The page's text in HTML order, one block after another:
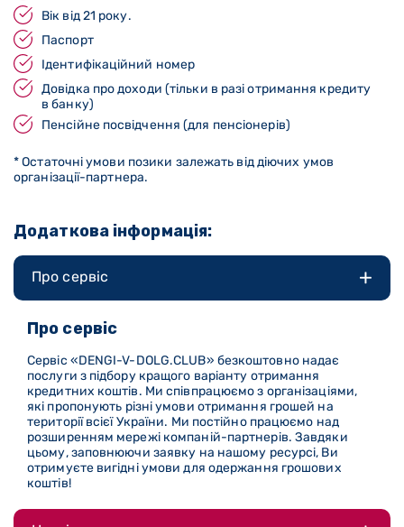
Вік від 21 року.
Паспорт
Ідентифікаційний номер
Довідка про доходи (тільки в разі отримання кредиту
в банку)
Пенсійне посвідчення (для пенсіонерів)
* Остаточні умови позики залежать від діючих умов
організації-партнера.
Додаткова інформація:
Про сервіс
Про сервіс
Сервіс «DENGI-V-DOLG.CLUB» безкоштовно надає
послуги з підбору кращого варіанту отримання
кредитних коштів. Ми співпрацюємо з організаціями,
які пропонують різні умови отримання грошей на
території всієї України. Ми постійно працюємо над
розширенням мережі компаній-партнерів. Завдяки
цьому, заповнюючи заявку на нашому ресурсі, Ви
отримуєте вигідні умови для одержання грошових
коштів!